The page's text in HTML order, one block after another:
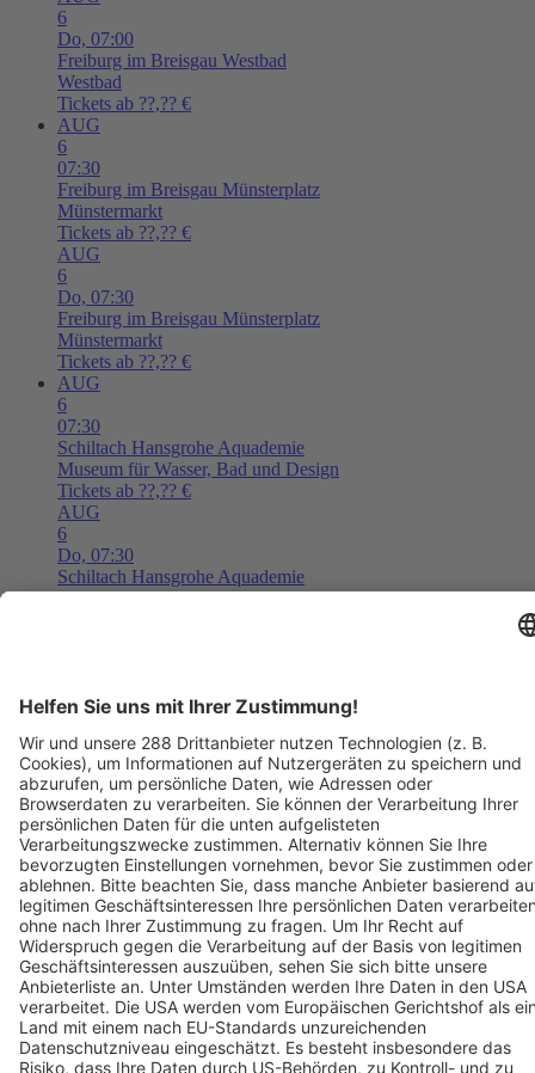
6
Do, 07:00
Freiburg im Breisgau Westbad
Westbad
Tickets ab ??,?? €
AUG
6
07:30
Freiburg im Breisgau Münsterplatz
Münstermarkt
Tickets ab ??,?? €
AUG
6
Do, 07:30
Freiburg im Breisgau Münsterplatz
Münstermarkt
Tickets ab ??,?? €
AUG
6
07:30
Schiltach Hansgrohe Aquademie
Museum für Wasser, Bad und Design
Tickets ab ??,?? €
AUG
6
Do, 07:30
Schiltach Hansgrohe Aquademie
Museum für Wasser, Bad und Design
AUG
6
08:00
Langen Freizeit- und Familienbad Langen
Freizeit- und Familienbad 2026 - Das Ticket berechtigt zum
einmaligen Eintritt in das Bad. Kein Wiedereintritt möglich.